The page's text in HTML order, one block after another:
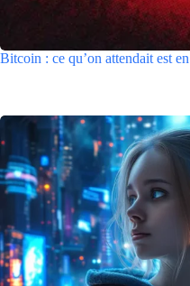
Bitcoin : ce qu’on attendait est